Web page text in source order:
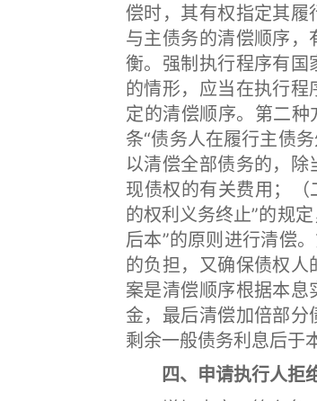
偿时，其有权指定其履
与主债务的清偿顺序
衡。强制执行程序有国
的情形，应当在执行
定的清偿顺序。第二
条“债务人在履行主债
以清偿全部债务的，
现债权的有关费用；（
的权利义务终止”的规
后本”的原则进行清偿
的负担，又确保债权
案是清偿顺序根据本
金，最后清偿加倍部分
剩余一般债务利息后于
四、申请执行人拒